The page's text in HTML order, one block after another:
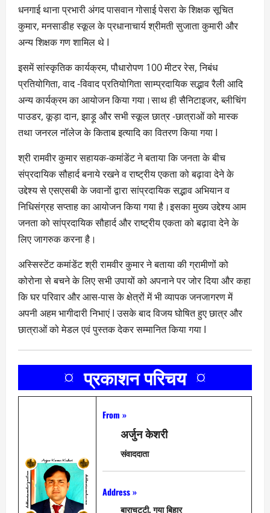
धनगाई थाना प्रभारी अंगद पासवान गोसाई पेसरा के शिक्षक सूचित
कुमार, मनसाडीह स्कूल के प्रधानाचार्य श्रीमती सुजाता कुमारी और
अन्य शिक्षक गण शामिल थे I
इसमें सांस्कृतिक कार्यक्रम, पौधारोपण 100 मीटर रेस, निबंध
प्रतियोगिता, वाद -विवाद प्रतियोगिता साम्प्रदायिक सद्भाव रैली आदि
अन्य कार्यक्रम का आयोजन किया गया।साथ ही सैनिटाइजर, ब्लीचिंग
पाउडर, कूड़ा दान, झाड़ू और सभी स्कूल छात्र -छात्राओं को मास्क
तथा जनरल नॉलेज के किताब इत्यादि का वितरण किया गया I
श्री रामवीर कुमार सहायक-कमांडेंट ने बताया कि जनता के बीच
संप्रदायिक सौहार्द बनाये रखने व राष्ट्रीय एकता को बढ़ावा देने के
उद्देश्य से एसएसबी के जवानों द्वारा सांप्रदायिक सद्भाव अभियान व
निधिसंग्रह सप्ताह का आयोजन किया गया है।इसका मुख्य उद्देश्य आम
जनता को सांप्रदायिक सौहार्द और राष्ट्रीय एकता को बढ़ावा देने के
लिए जागरुक करना है।
अस्सिस्टेंट कमांडेंट श्री रामवीर कुमार ने बताया की ग्रामीणों को
कोरोना से बचने के लिए सभी उपायों को अपनाने पर जोर दिया और कहा
कि घर परिवार और आस-पास के क्षेत्रों में भी व्यापक जनजागरण में
अपनी अहम भागीदारी निभाएं I उसके बाद विजय घोषित हुए छात्र और
छात्राओं को मेडल एवं पुस्तक देकर सम्मानित किया गया I
¤ प्रकाशन परिचय ¤
From »
अर्जुन केशरी
संवाददाता
Address »
बाराचट्टी, गया बिहार